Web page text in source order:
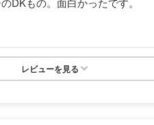
レビューを見る